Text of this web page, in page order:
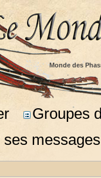
Monde des
Groupes